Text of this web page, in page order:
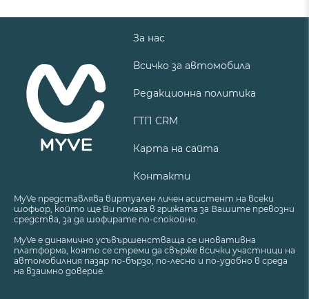
За нас
Всичко за автомобила
Редакционна политика
ГТП CRM
Карта на сайта
Контакти
MyVe представлява виртуален личен асистент на всеки
шофьор, който ще Ви помага в грижата за Вашите превозни
средства, за да шофирате по-спокойно.
MyVe е динамично усъвършенстваща се иновативна
платформа, която се стреми да свърже всички участници на
автомобилния пазар по-бързо, по-лесно и по-удобно в среда
на взаимно доверие.